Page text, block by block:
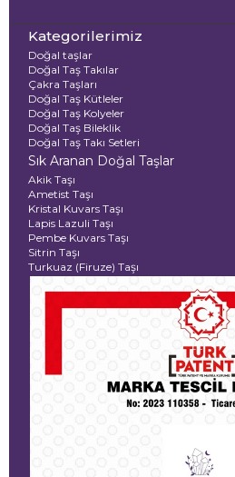
Kategorilerimiz
Doğal taşlar
Doğal Taş Takılar
Çakra Taşları
Doğal Taş Kütleler
Doğal Taş Kolyeler
Doğal Taş Bileklik
Doğal Taş Takı Setleri
Sık Aranan Doğal Taşlar
Akik Taşı
Ametist Taşı
Kristal Kuvars Taşı
Lapis Lazuli Taşı
Pembe Kuvars Taşı
Sitrin Taşı
Turkuaz (Firuze) Taşı